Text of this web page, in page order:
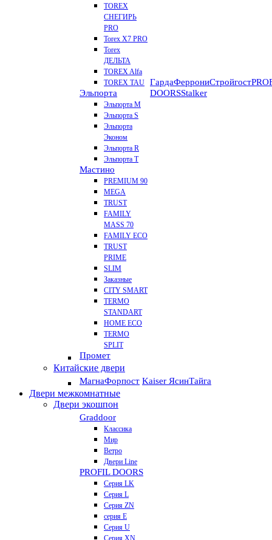
TOREX
СНЕГИРЬ
PRO
Torex X7 PRO
Torex
ДЕЛЬТА
TOREX Alfa
TOREX TAU
Эльпорта
Эльпорта M
Эльпорта S
Эльпорта
Эконом
Эльпорта R
Эльпорта Т
Мастино
PREMIUM 90
MEGA
TRUST
FAMILY
MASS 70
FAMILY ECO
TRUST
PRIME
SLIM
Заказные
CITY SMART
TERMO
STANDART
HOME ECO
ТЕRМО
SPLIT
Промет
ГардаФеррониСтройгост
DOORSStalker
Китайские двери
МагнаФорпост Kaiser ЯсинТайга
Двери межкомнатные
Двери экошпон
Graddoor
Классика
Мир
Ветро
Двери Line
PROFIL DOORS
Серия LK
Серия L
Серия ZN
серия E
Серия U
Серия XN